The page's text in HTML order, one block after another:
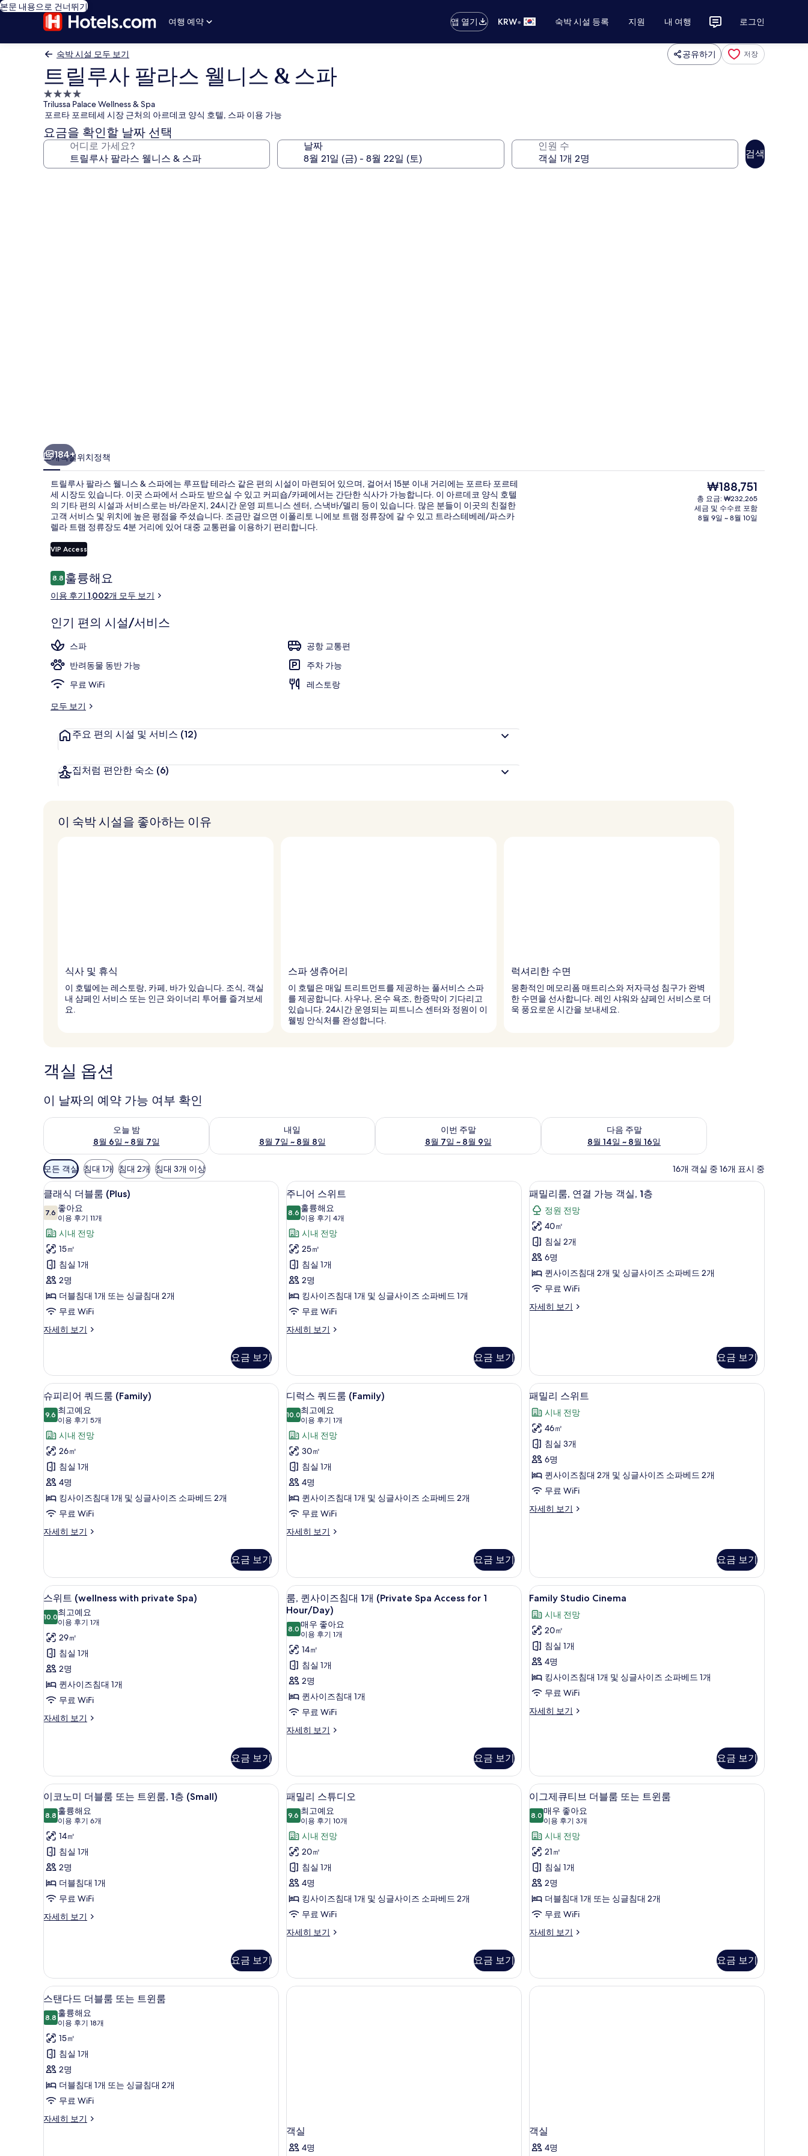
본문 내용으로 건너뛰기
여행 예약
앱 열기 KRW• 숙박 시설 등록 지원 내 여행 로그인
숙박 시설 모두 보기 공유하기 저장
트릴루사 팔라스 웰니스 & 스파
4.0
성
급
숙
박
Trilussa Palace Wellness & Spa
포르타 포르테세 시장 근처의 아르데코 양식 호텔, 스파 이용 가능
요금을 확인할 날짜 선택
어디로 가세요? 날짜 인원 수
검색
사
진
갤
러
리
테라스/파티오 사우나, 온수 욕조, 스팀룸, 3 개의 트리
184+
소개객실위치정책
트릴루사 팔라스 웰니스 & 스파에는 루프탑 테라스 같은 편의 시설이 마련되어 있으며, 걸어서 15분 이내 거리에는 포르타 포르테
세 시장도 있습니다. 이곳 스파에서 스파도 받으실 수 있고 커피숍/카페에서는 간단한 식사가 가능합니다. 이 아르데코 양식 호텔
의 기타 편의 시설과 서비스로는 바/라운지, 24시간 운영 피트니스 센터, 스낵바/델리 등이 있습니다. 많은 분들이 이곳의 친절한
고객 서비스 및 위치에 높은 평점을 주셨습니다. 조금만 걸으면 이폴리토 니에보 트램 정류장에 갈 수 있고 트라스테베레/파스카
렐라 트램 정류장도 4분 거리에 있어 대중 교통편을 이용하기 편리합니다.
VIP Access
이
용
후
8.810점 만점 중 8.8점.
훌륭해요
이용 후기 1,002개 모두 보기
인기 편의 시설/서비스
스파
공항 교통편
반려동물 동반 가능
주차 가능
무료 WiFi
레스토랑
모두 보기
주요 편의 시설 및 서비스 (12)
집처럼 편안한 숙소 (6)
현
재
가
격
₩188,751
총 요금: ₩232,265
세금 및 수수료 포함
8월 9일 ~ 8월 10일
이 숙박 시설을 좋아하는 이유
식사 및 휴식
이 호텔에는 레스토랑, 카페, 바가 있습니다. 조식, 객실
내 샴페인 서비스 또는 인근 와이너리 투어를 즐겨보세
요.
스파 생츄어리
이 호텔은 매일 트리트먼트를 제공하는 풀서비스 스파
를 제공합니다. 사우나, 온수 욕조, 한증막이 기다리고
있습니다. 24시간 운영되는 피트니스 센터와 정원이 이
웰빙 안식처를 완성합니다.
럭셔리한 수면
몽환적인 메모리폼 매트리스와 저자극성 침구가 완벽
한 수면을 선사합니다. 레인 샤워와 샴페인 서비스로 더
욱 풍요로운 시간을 보내세요.
객실 옵션
이 날짜의 예약 가능 여부 확인
오늘 밤
8월 6일 ~ 8월 7일
오늘 밤 예약 가능 여부 확인, 8월 6일 ~ 8월 7일
내일
8월 7일 ~ 8월 8일
내일 예약 가능 여부 확인, 8월 7일 ~ 8월 8일
이번 주말
8월 7일 ~ 8월 9일
이번 주말 예약 가능 여부 확인, 8월 7일 ~ 8월 9일
다음 주말
8월 14일 ~ 8월 16일
다음 주말 예약 가능 여부 확인, 8월 14일 ~ 8월 16일
객
실
에
사
용
가
능
한
필
터
모든 객실 침대 1개 침대 2개 침대 3개 이상 16개 객실 중 16개 표시 중
클
래
식
더
블
룸
(Plus)
사
진
모
기
12
클래식 더블룸 (Plus)
7.67.6점 만점 중 10점
좋아요
이용 후기 11개
(이
용
후
기
11
개)
시내 전망
15㎡
침실 1개
2명
더블침대 1개 또는 싱글침대 2개
무료 WiFi
자세히 보기
클
블
룸
(Plus)
자
세
보
기
요금 보기
주
니
어
스
위
트
사
진
모
두
주니어 스위트 | 저자극성 침구, 오리/거위털 이불, 메모리폼 침대, 미니바
4
주니어 스위트
8.68.6점 만점 중 10점
훌륭해요
이용 후기 4개
(이
용
후
기
4
개)
시내 전망
25㎡
침실 1개
2명
킹사이즈침대 1개 및 싱글사이즈 소파베드 1개
무료 WiFi
자세히 보기
주
위
트
자
세
히
기
요금 보기
패
밀
리
룸,
연
결
가
객
사
진
모
두
보
기
패밀리룸, 연결 가능 객실, 1층 | 저자극성 침
7
패밀리룸, 연결 가능 객실, 1층
정원 전망
40㎡
침실 2개
6명
퀸사이즈침대 2개 및 싱글사이즈 소파베드 2개
무료 WiFi
자세히 보기
패
가
능
객
실,
층
자
세
히
기
요금 보기
슈
피
리
어
쿼
드
룸
(Family)
사
진
보
기
슈피리어 쿼드룸 (Family) | 저자극성 침구, 오리/거위털 이불, 메모리폼 침대, 미니바
5
슈피리어 쿼드룸 (Family)
9.69.6점 만점 중 10점
최고예요
이용 후기 5개
(이
용
후
기
5
개)
시내 전망
26㎡
침실 1개
4명
킹사이즈침대 1개 및 싱글사이즈 소파베드 2개
무료 WiFi
자세히 보기
슈
쿼
드
룸
(Family)
자
히
보
기
요금 보기
디
럭
스
쿼
드
룸
(Family)
사
진
모
기
디럭스 쿼드룸 (Family) | 저자극성 침구, 오리/거위털 이불, 메모리폼 침대, 미니바
10
디럭스 쿼드룸 (Family)
10.010.0점 만점 중 10점
최고예요
이용 후기 1개
(이
용
후
기
개)
시내 전망
30㎡
침실 1개
4명
퀸사이즈침대 1개 및 싱글사이즈 소파베드 2개
무료 WiFi
자세히 보기
디
드
룸
(Family)
자
히
보
기
요금 보기
패
밀
리
스
위
트
사
모
10
패밀리 스위트
시내 전망
46㎡
침실 3개
6명
퀸사이즈침대 2개 및 싱글사이즈 소파베드 2개
무료 WiFi
자세히 보기
패
자
세
히
기
요금 보기
스
위
트
(wellness
with
private
Spa)
사
모
기
스위트 (wellness with private Spa) | 저자극성 침구, 오리/거위털 이불, 메모리폼 침대, 미니바
7
스위트 (wellness with private Spa)
10.010.0점 만점 중 10점
최고예요
이용 후기 1개
(이
용
후
기
1
개)
29㎡
침실 1개
2명
퀸사이즈침대 1개
무료 WiFi
자세히 보기
스
private
Spa)
자
세
히
보
기
요금 보기
룸,
퀸
사
이
즈
침
대
1
개
(Private
for
1
Hour/Day)
사
진
모
두
보
기
룸, 퀸사이즈침대 1개 (Private Spa Access for 1 Hour/Day) | 저자극성 침구, 오리/거위털 이불, 메모리폼 침대, 미니바
4
룸, 퀸사이즈침대 1개 (Private Spa Access for 1
Hour/Day)
8.08.0점 만점 중 10점
매우 좋아요
이용 후기 1개
(이
용
후
기
1
개)
14㎡
침실 1개
2명
퀸사이즈침대 1개
무료 WiFi
자세히 보기
룸,
즈
침
대
개
(Private
Spa
Access
for
Hour/Day)
세
히
기
요금 보기
Family
Studio
Cinema
사
진
모
두
보
기
Family Studio Cinema | 저자극
7
Family Studio Cinema
시내 전망
20㎡
침실 1개
4명
킹사이즈침대 1개 및 싱글사이즈 소파베드 1개
무료 WiFi
자세히 보기
Family
보
기
요금 보기
이
코
노
미
더
블
룸
또
는
1
층
(Small)
사
진
모
두
보
기
저자극성 침구, 오리/거위털 이불, 메모리폼 침대, 미니바
7
이코노미 더블룸 또는 트윈룸, 1층 (Small)
8.88.8점 만점 중 10점
훌륭해요
이용 후기 6개
(이
용
후
기
6
개)
14㎡
침실 1개
2명
더블침대 1개
무료 WiFi
자세히 보기
이
블
룸
또
는
트
윈
룸,
층
(Small)
세
히
기
요금 보기
패
밀
리
스
튜
디
오
사
진
모
기
패밀리 스튜디오 | 저자극성 침구, 오리/거위털 이불, 메모리폼 침대, 미니바
7
패밀리 스튜디오
9.69.6점 만점 중 10점
최고예요
이용 후기 10개
(이
용
후
기
10
개)
시내 전망
20㎡
침실 1개
4명
킹사이즈침대 1개 및 싱글사이즈 소파베드 2개
무료 WiFi
자세히 보기
패
튜
디
오
요금 보기
이
그
제
큐
티
브
더
블
룸
또
윈
룸
이그제큐티브 더블룸 또는 트윈룸 | 저자극성
8
이그제큐티브 더블룸 또는 트윈룸
8.08.0점 만점 중 10점
매우 좋아요
이용 후기 3개
(이
용
후
기
3
개)
시내 전망
21㎡
침실 1개
2명
더블침대 1개 또는 싱글침대 2개
무료 WiFi
자세히 보기
이
티
브
더
기
요금 보기
스
탠
다
드
더
블
룸
또
는
스탠다드 더블룸 또는 트윈룸 | 저자극성 침구, 오리/거위털 이불, 메모리폼 침대, 미니바
7
스탠다드 더블룸 또는 트윈룸
8.88.8점 만점 중 10점
훌륭해요
이용 후기 18개
(이
용
후
기
18
개)
15㎡
침실 1개
2명
더블침대 1개 또는 싱글침대 2개
무료 WiFi
자세히 보기
스
객실
4명
객실
4명